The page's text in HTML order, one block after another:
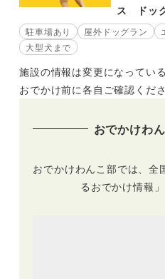
ス ドッ
駐車場あり 屋外ドッグラン
大型犬まで
施設の情報は変更になってい
おでかけ前に各自ご確認くださ
おでかけわ
おでかけわんこ部では、全
るおでかけ情報